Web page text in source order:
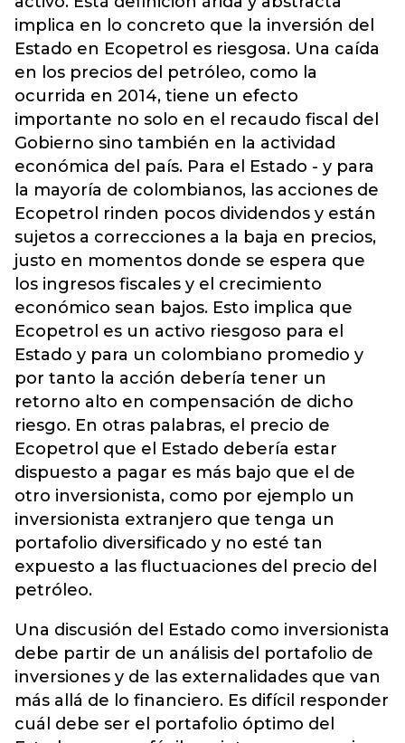
implica en lo concreto que la inversión del
Estado en Ecopetrol es riesgosa. Una caída
en los precios del petróleo, como la
ocurrida en 2014, tiene un efecto
importante no solo en el recaudo fiscal del
Gobierno sino también en la actividad
económica del país. Para el Estado - y para
la mayoría de colombianos, las acciones de
Ecopetrol rinden pocos dividendos y están
sujetos a correcciones a la baja en precios,
justo en momentos donde se espera que
los ingresos fiscales y el crecimiento
económico sean bajos. Esto implica que
Ecopetrol es un activo riesgoso para el
Estado y para un colombiano promedio y
por tanto la acción debería tener un
retorno alto en compensación de dicho
riesgo. En otras palabras, el precio de
Ecopetrol que el Estado debería estar
dispuesto a pagar es más bajo que el de
otro inversionista, como por ejemplo un
inversionista extranjero que tenga un
portafolio diversificado y no esté tan
expuesto a las fluctuaciones del precio del
petróleo.
Una discusión del Estado como inversionista
debe partir de un análisis del portafolio de
inversiones y de las externalidades que van
más allá de lo financiero. Es difícil responder
cuál debe ser el portafolio óptimo del